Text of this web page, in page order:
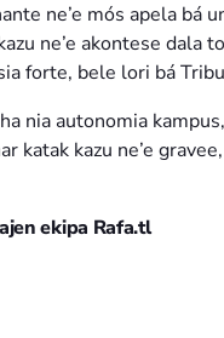
ne’e mós apela bá
ne’e akontese dala
forte, bele lori bá
nia autonomia
katak kazu ne’e
ekipa Rafa.tl